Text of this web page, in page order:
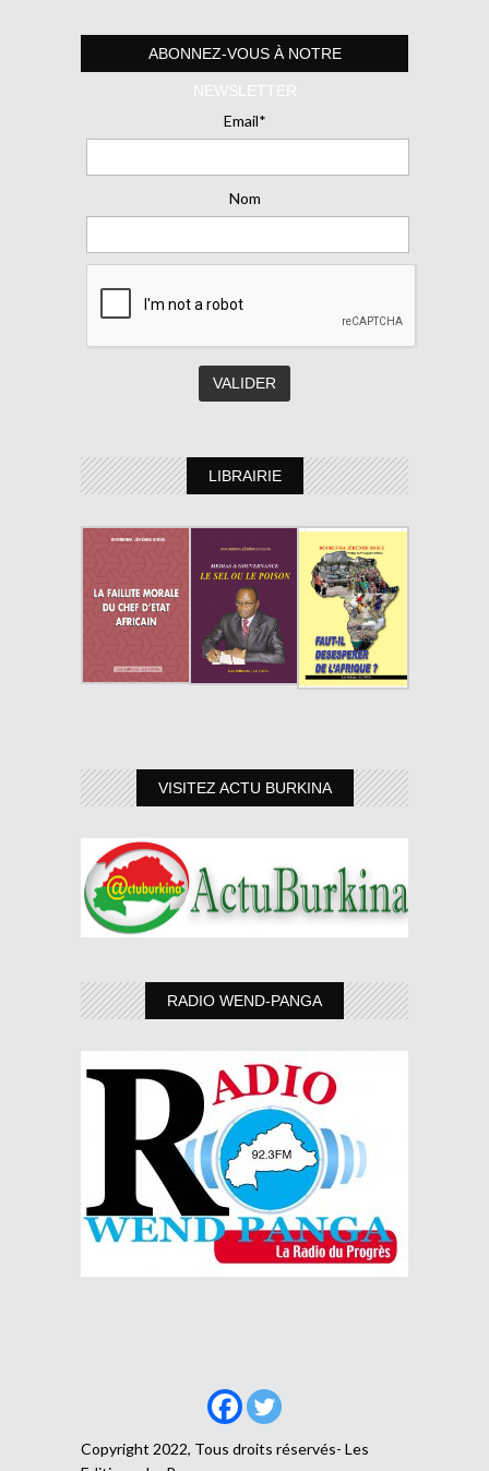
ABONNEZ-VOUS À NOTRE
NEWSLETTER
Email*
Nom
LIBRAIRIE
VISITEZ ACTU BURKINA
RADIO WEND-PANGA
Copyright 2022, Tous droits réservés- Les